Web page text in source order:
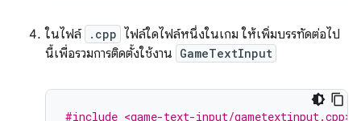
ในไฟล์ .cpp ไฟล์ใดไฟล์หนึ่งในเกม ให้เพิ่มบรรทัดต่อไป
นี้เพื่อรวมการติดตั้งใช้งาน GameTextInput
#include <game-text-input/gametextinput.cpp>